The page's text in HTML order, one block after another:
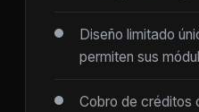
Diseño limitado
permiten sus
Cobro de créditos